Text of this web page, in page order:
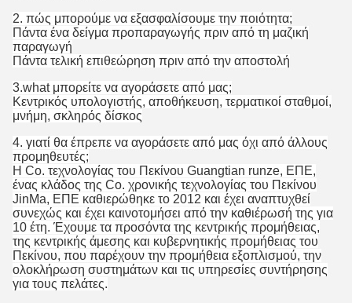
2. πώς μπορούμε να εξασφαλίσουμε την ποιότητα;
Πάντα ένα δείγμα προπαραγωγής πριν από τη μαζική
παραγωγή
Πάντα τελική επιθεώρηση πριν από την αποστολή
3.what μπορείτε να αγοράσετε από μας;
Κεντρικός υπολογιστής, αποθήκευση, τερματικοί σταθμοί,
μνήμη, σκληρός δίσκος
4. γιατί θα έπρεπε να αγοράσετε από μας όχι από άλλους
προμηθευτές;
Η Co. τεχνολογίας του Πεκίνου Guangtian runze, ΕΠΕ,
ένας κλάδος της Co. χρονικής τεχνολογίας του Πεκίνου
JinMa, ΕΠΕ καθιερώθηκε το 2012 και έχει αναπτυχθεί
συνεχώς και έχει καινοτομήσει από την καθιέρωσή της για
10 έτη. Έχουμε τα προσόντα της κεντρικής προμήθειας,
της κεντρικής άμεσης και κυβερνητικής προμήθειας του
Πεκίνου, που παρέχουν την προμήθεια εξοπλισμού, την
ολοκλήρωση συστημάτων και τις υπηρεσίες συντήρησης
για τους πελάτες.